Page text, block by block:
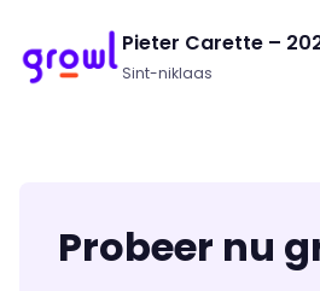
Pieter Carette –
Sint-niklaas
Probeer nu